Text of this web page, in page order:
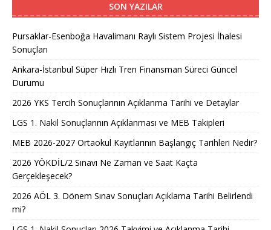
SON YAZILAR
Pursaklar-Esenboğa Havalimanı Raylı Sistem Projesi İhalesi
Sonuçları
Ankara-İstanbul Süper Hızlı Tren Finansman Süreci Güncel
Durumu
2026 YKS Tercih Sonuçlarının Açıklanma Tarihi ve Detaylar
LGS 1. Nakil Sonuçlarının Açıklanması ve MEB Takipleri
MEB 2026-2027 Ortaokul Kayıtlarının Başlangıç Tarihleri Nedir?
2026 YÖKDİL/2 Sınavı Ne Zaman ve Saat Kaçta
Gerçekleşecek?
2026 AÖL 3. Dönem Sınav Sonuçları Açıklama Tarihi Belirlendi
mi?